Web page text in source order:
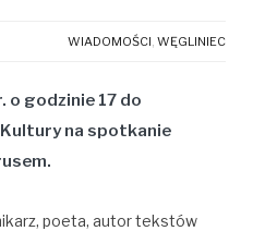
WIADOMOŚCI, WĘGLINIEC
o godzinie 17 do
na spotkanie
poeta, autor tekstów